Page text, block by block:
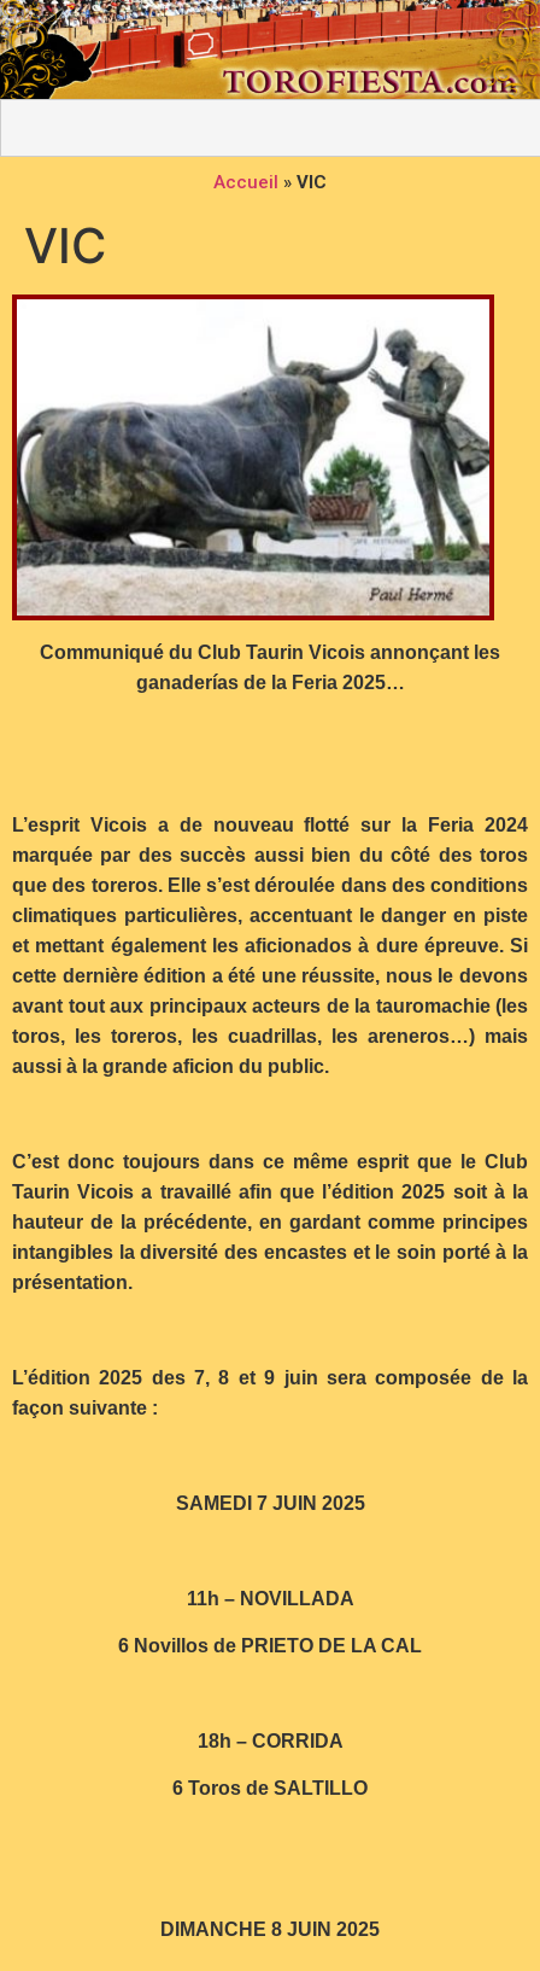
Accueil » VIC
VIC
Communiqué du Club Taurin Vicois annonçant les
ganaderías de la Feria 2025…
L’esprit Vicois a de nouveau flotté sur la Feria 2024
marquée par des succès aussi bien du côté des toros
que des toreros. Elle s’est déroulée dans des conditions
climatiques particulières, accentuant le danger en piste
et mettant également les aficionados à dure épreuve. Si
cette dernière édition a été une réussite, nous le devons
avant tout aux principaux acteurs de la tauromachie (les
toros, les toreros, les cuadrillas, les areneros…) mais
aussi à la grande aficion du public.
C’est donc toujours dans ce même esprit que le Club
Taurin Vicois a travaillé afin que l’édition 2025 soit à la
hauteur de la précédente, en gardant comme principes
intangibles la diversité des encastes et le soin porté à la
présentation.
L’édition 2025 des 7, 8 et 9 juin sera composée de la
façon suivante :
SAMEDI 7 JUIN 2025
11h – NOVILLADA
6 Novillos de PRIETO DE LA CAL
18h – CORRIDA
6 Toros de SALTILLO
DIMANCHE 8 JUIN 2025